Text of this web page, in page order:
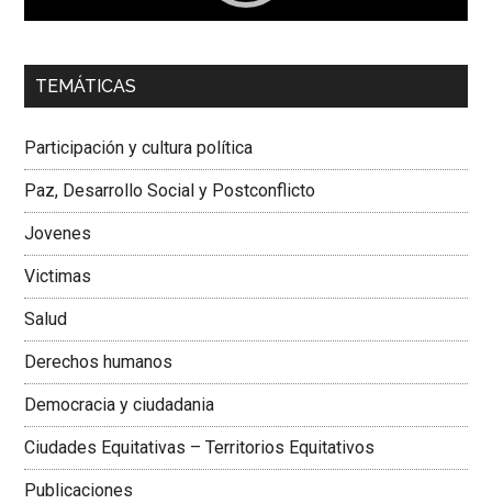
00:00 01:04
Colombiana
TEMÁTICAS
Participación y cultura política
Paz, Desarrollo Social y Postconflicto
Jovenes
Victimas
Salud
Derechos humanos
Democracia y ciudadania
Ciudades Equitativas – Territorios Equitativos
Publicaciones